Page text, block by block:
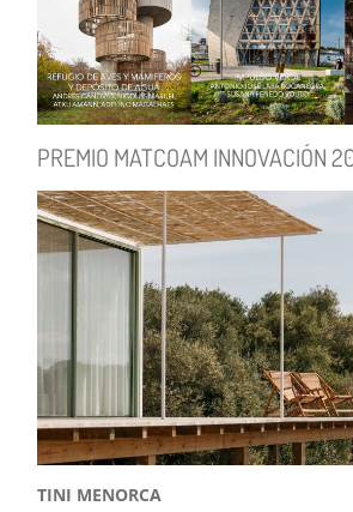
PREMIO MATCOAM INNOVACIÓN
TINI MENORCA